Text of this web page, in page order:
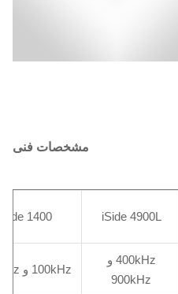
مشخصات فنی
iSide 4900L
1400
400kHz و
900kHz
100kHz و 400kHz